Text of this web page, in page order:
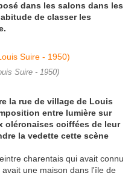
dans les salons dans les
de classer les
Suire - 1950)
la rue de village de Louis
entre lumière sur
oléronaises coiffées de leur
la vedette cette scène
charentais qui avait connu
une maison dans l'île de